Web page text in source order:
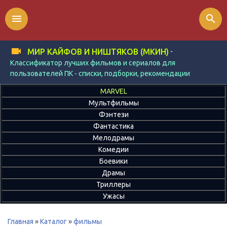
МИР КАЙФОВ И НИШТЯКОВ (МКИН) -
Классификатор лучших фильмов и сериалов для
пользователей ПК - списки, подборки, рекомендации
menu search
MARVEL
Мультфильмы
Фэнтези
Фантастика
Мелодрамы
Комедии
Боевики
Драмы
Триллеры
Ужасы
Главная »Каталог»фильмы